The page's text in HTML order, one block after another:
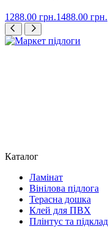
1288.00 грн.1488.00 грн.
Каталог
Ламінат
Вінілова підлога
Терасна дошка
Клей для ПВХ
Плінтус та